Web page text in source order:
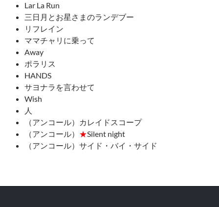
Lar La Run
三日月とお星さまのランデブー
リフレイン
ママチャリに乗って
Away
ポラリス
HANDS
サヨナラを言わせて
Wish
人
（アンコール）カレイドスコープ
（アンコール） ★Silent night
（アンコール）サイド・バイ・サイド